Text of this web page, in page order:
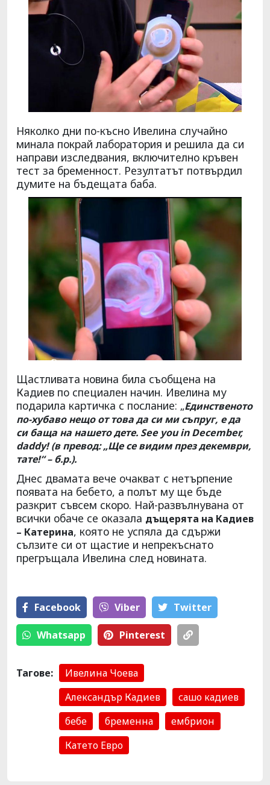
Няколко дни по-късно Ивелина случайно
минала покрай лаборатория и решила да си
направи изследвания, включително кръвен
тест за бременност. Резултатът потвърдил
думите на бъдещата баба.
Щастливата новина била съобщена на
Кадиев по специален начин. Ивелина му
подарила картичка с послание: „Единственото
по-хубаво нещо от това да си ми съпруг, е да
си баща на нашето дете. See you in December,
daddy! (в превод: „Ще се видим през декември,
тате!“ – б.р.).
Днес двамата вече очакват с нетърпение
появата на бебето, а полът му ще бъде
разкрит съвсем скоро. Най-развълнувана от
всички обаче се оказала дъщерята на Кадиев
– Катерина, която не успяла да сдържи
сълзите си от щастие и непрекъснато
прегръщала Ивелина след новината.
Facebook Viber Тwitter
Whatsapp Pinterest
Тагове:
Ивелина Чоева
Александър Кадиев
сашо кадиев
бебе
бременна
ембрион
Катето Евро